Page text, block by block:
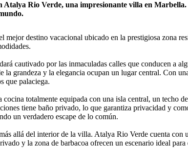
Rio Verde, una impresionante villa en
mejor destino vacacional ubicado en la prestigiosa zona
cautivado por las inmaculadas calles que conducen a
la grandeza y la elegancia ocupan un lugar central. Con
que palaciega.
totalmente equipada con una isla central, un techo
tiene baño privado, lo que garantiza privacidad y
un verdadero escape de lo común.
allá del interior de la villa. Atalya Rio Verde cuenta
y la zona de barbacoa ofrecen un escenario ideal